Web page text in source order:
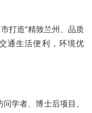
打造“精致兰州、品质
通生活便利，环境优
学者、博士后项目、